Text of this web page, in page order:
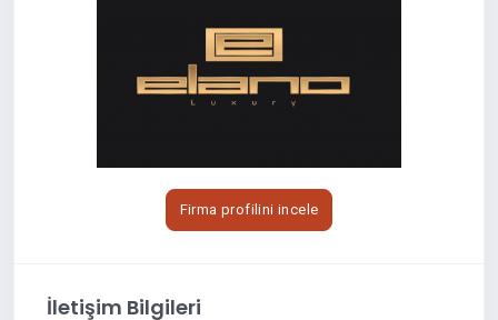
Firma profilini incele
İletişim Bilgileri